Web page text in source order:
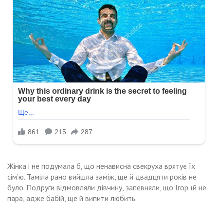
Жінка і не подумала б, що ненависна свекруха врятує їх
сім’ю. Таміла рано вийшла заміж, ще й двадцяти років не
було. Подруги відмовляли дівчину, запевняли, що Ігор їй не
пара, адже бабій, ще й випити любить.